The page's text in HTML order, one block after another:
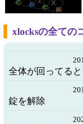
xlocksの全ての
全体が回ってる
錠を解除